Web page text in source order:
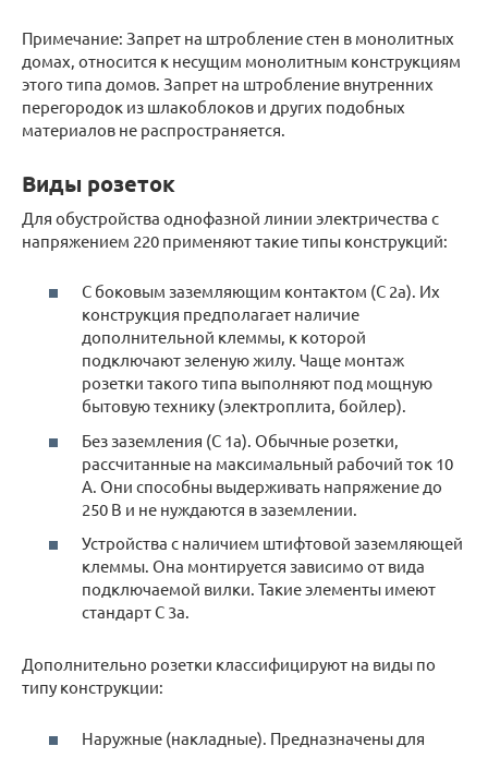
Примечание: Запрет на штробление стен в монолитных
домах, относится к несущим монолитным конструкциям
этого типа домов. Запрет на штробление внутренних
перегородок из шлакоблоков и других подобных
материалов не распространяется.
Виды розеток
Для обустройства однофазной линии электричества с
напряжением 220 применяют такие типы конструкций:
С боковым заземляющим контактом (С 2а). Их
конструкция предполагает наличие
дополнительной клеммы, к которой
подключают зеленую жилу. Чаще монтаж
розетки такого типа выполняют под мощную
бытовую технику (электроплита, бойлер).
Без заземления (С 1а). Обычные розетки,
рассчитанные на максимальный рабочий ток 10
А. Они способны выдерживать напряжение до
250 В и не нуждаются в заземлении.
Устройства с наличием штифтовой заземляющей
клеммы. Она монтируется зависимо от вида
подключаемой вилки. Такие элементы имеют
стандарт С 3а.
Дополнительно розетки классифицируют на виды по
типу конструкции:
Наружные (накладные). Предназначены для